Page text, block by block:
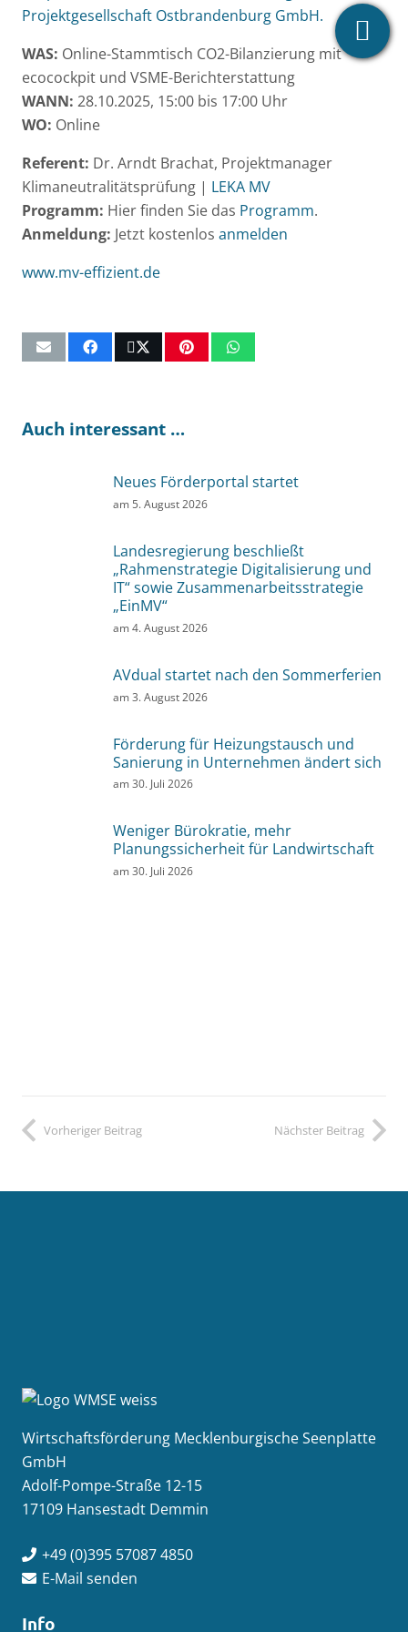
Projektgesellschaft Ostbrandenburg GmbH.
WAS: Online-Stammtisch CO2-Bilanzierung mit
ecocockpit und VSME-Berichterstattung
WANN: 28.10.2025, 15:00 bis 17:00 Uhr
WO: Online
Referent: Dr. Arndt Brachat, Projektmanager
Klimaneutralitätsprüfung | LEKA MV
Programm: Hier finden Sie das Programm.
Anmeldung: Jetzt kostenlos anmelden
www.mv-effizient.de
Auch interessant …
Neues Förderportal startet
am 5. August 2026
Landesregierung beschließt
„Rahmenstrategie Digitalisierung und
IT“ sowie Zusammenarbeitsstrategie
„EinMV“
am4. August 2026
AVdual startet nach den Sommerferien
am3. August 2026
Förderung für Heizungstausch und
Sanierung in Unternehmen ändert sich
am30. Juli 2026
Weniger Bürokratie, mehr
Planungssicherheit für Landwirtschaft
am30. Juli 2026
Vorheriger Beitrag Nächster Beitrag
Wirtschaftsförderung Mecklenburgische Seenplatte
GmbH
Adolf-Pompe-Straße 12-15
17109 Hansestadt Demmin
+49 (0)395 57087 4850
E-Mail senden
Info